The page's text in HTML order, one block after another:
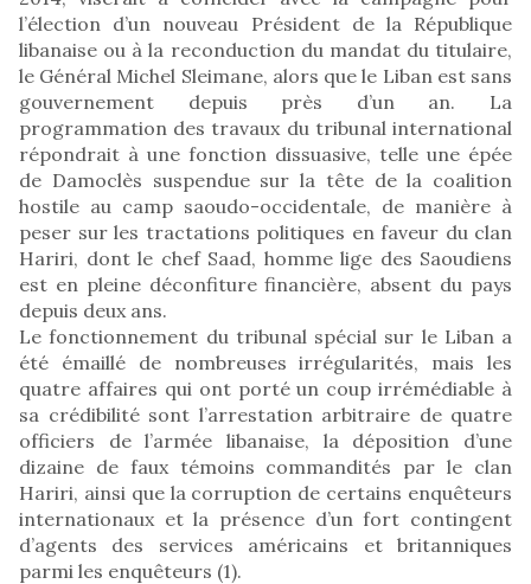
l’élection d’un nouveau Président de la République
libanaise ou à la reconduction du mandat du titulaire,
le Général Michel Sleimane, alors que le Liban est sans
gouvernement depuis près d’un an. La
programmation des travaux du tribunal international
répondrait à une fonction dissuasive, telle une épée
de Damoclès suspendue sur la tête de la coalition
hostile au camp saoudo-occidentale, de manière à
peser sur les tractations politiques en faveur du clan
Hariri, dont le chef Saad, homme lige des Saoudiens
est en pleine déconfiture financière, absent du pays
depuis deux ans.
Le fonctionnement du tribunal spécial sur le Liban a
été émaillé de nombreuses irrégularités, mais les
quatre affaires qui ont porté un coup irrémédiable à
sa crédibilité sont l’arrestation arbitraire de quatre
officiers de l’armée libanaise, la déposition d’une
dizaine de faux témoins commandités par le clan
Hariri, ainsi que la corruption de certains enquêteurs
internationaux et la présence d’un fort contingent
d’agents des services américains et britanniques
parmi les enquêteurs (1).